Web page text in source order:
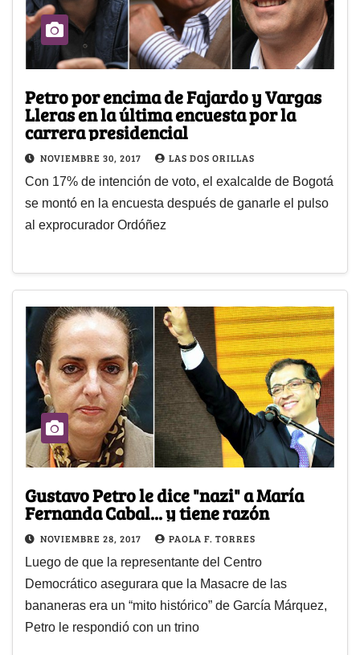
Petro por encima de Fajardo y Vargas
Lleras en la última encuesta por la
carrera presidencial
NOVIEMBRE 30, 2017 LAS DOS ORILLAS
Con 17% de intención de voto, el exalcalde de Bogotá
se montó en la encuesta después de ganarle el pulso
al exprocurador Ordóñez
Gustavo Petro le dice "nazi" a María
Fernanda Cabal... y tiene razón
NOVIEMBRE 28, 2017 PAOLA F. TORRES
Luego de que la representante del Centro
Democrático asegurara que la Masacre de las
bananeras era un “mito histórico” de García Márquez,
Petro le respondió con un trino